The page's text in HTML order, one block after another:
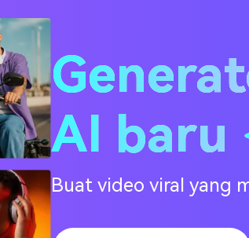
AI baru
Buat video viral yang